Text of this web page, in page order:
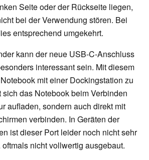
Seite oder der Rückseite liegen,
bei der Verwendung stören. Bei
entsprechend umgekehrt.
kann der neue USB-C-Anschluss
interessant sein. Mit diesem
mit einer Dockingstation zu
das Notebook beim Verbinden
aufladen, sondern auch direkt mit
verbinden. In Geräten der
ist dieser Port leider noch nicht sehr
nicht vollwertig ausgebaut.